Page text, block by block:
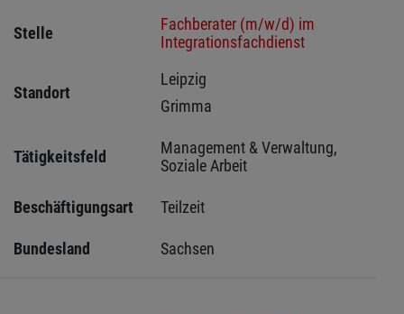
Stelle
Fachberater (m/w/d) im
Integrationsfachdienst
Standort
Leipzig
Grimma
Tätigkeitsfeld
Management & Verwaltung,
Soziale Arbeit
Beschäftigungsart Teilzeit
Bundesland Sachsen